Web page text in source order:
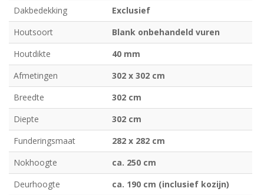
Dakbedekking
Exclusief
Houtsoort
Blank onbehandeld vuren
Houtdikte
40 mm
Afmetingen
302 x 302 cm
Breedte
302 cm
Diepte
302 cm
Funderingsmaat
282 x 282 cm
Nokhoogte
ca. 250 cm
Deurhoogte
ca. 190 cm (inclusief kozijn)